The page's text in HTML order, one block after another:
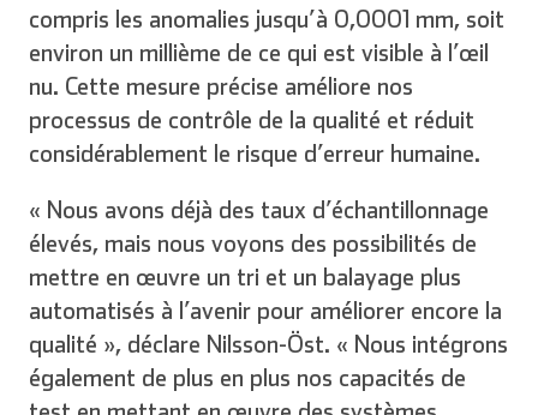
compris les anomalies jusqu’à 0,0001 mm, soit
environ un millième de ce qui est visible à l’œil
nu. Cette mesure précise améliore nos
processus de contrôle de la qualité et réduit
considérablement le risque d’erreur humaine.
« Nous avons déjà des taux d’échantillonnage
élevés, mais nous voyons des possibilités de
mettre en œuvre un tri et un balayage plus
automatisés à l’avenir pour améliorer encore la
qualité », déclare Nilsson-Öst. « Nous intégrons
également de plus en plus nos capacités de